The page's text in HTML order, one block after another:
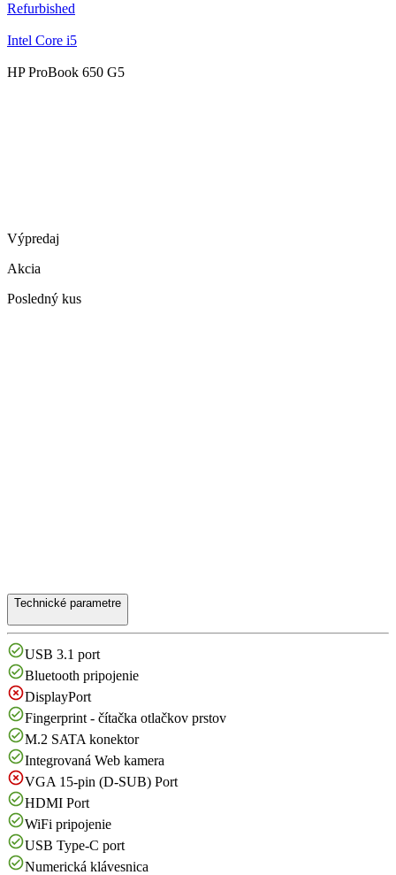
Refurbished
Intel Core i5
HP ProBook 650 G5
Výpredaj
Akcia
Posledný kus
Technické parametre
USB 3.1 port
Bluetooth pripojenie
DisplayPort
Fingerprint - čítačka otlačkov prstov
M.2 SATA konektor
Integrovaná Web kamera
VGA 15-pin (D-SUB) Port
HDMI Port
WiFi pripojenie
USB Type-C port
Numerická klávesnica